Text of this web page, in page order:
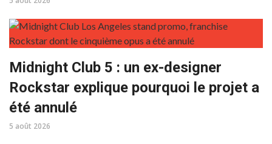
Midnight Club 5 : un ex-designer
Rockstar explique pourquoi le projet a
été annulé
5 août 2026